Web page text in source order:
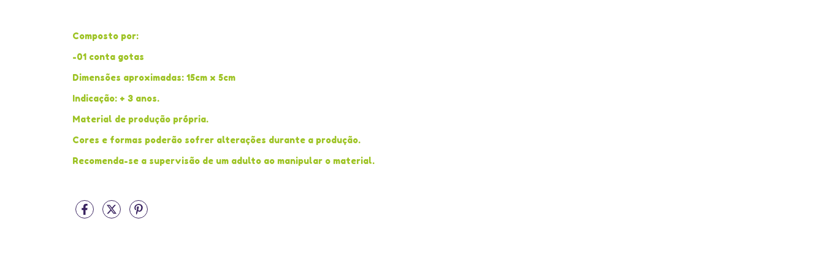
Composto por:
-01 conta gotas
Dimensões aproximadas: 15cm x 5cm
Indicação: + 3 anos.
Material de produção própria.
Cores e formas poderão sofrer alterações durante a produção.
Recomenda-se a supervisão de um adulto ao manipular o material.